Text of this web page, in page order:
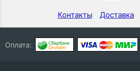
Контакты Доставка
Оплата: